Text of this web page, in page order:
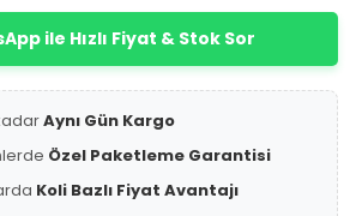
ile Hızlı Fiyat & Stok Sor
Aynı Gün Kargo
Özel Paketleme Garantisi
Koli Bazlı Fiyat Avantajı